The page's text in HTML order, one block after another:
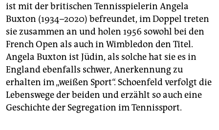
ist mit der britischen Tennisspielerin Angela
Buxton (1934–2020) befreundet, im Doppel treten
sie zusammen an und holen 1956 sowohl bei den
French Open als auch in Wimbledon den Titel.
Angela Buxton ist Jüdin, als solche hat sie es in
England ebenfalls schwer, Anerkennung zu
erhalten im „weißen Sport“. Schoenfeld verfolgt die
Lebenswege der beiden und erzählt so auch eine
Geschichte der Segregation im Tennissport.